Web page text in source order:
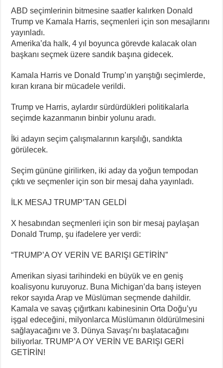
ABD seçimlerinin bitmesine saatler kalırken Donald
Trump ve Kamala Harris, seçmenleri için son mesajlarını
yayınladı.
Amerika’da halk, 4 yıl boyunca görevde kalacak olan
başkanı seçmek üzere sandık başına gidecek.
Kamala Harris ve Donald Trump’ın yarıştığı seçimlerde,
kıran kırana bir mücadele verildi.
Trump ve Harris, aylardır sürdürdükleri politikalarla
seçimde kazanmanın binbir yolunu aradı.
İki adayın seçim çalışmalarının karşılığı, sandıkta
görülecek.
Seçim gününe girilirken, iki aday da yoğun tempodan
çıktı ve seçmenler için son bir mesaj daha yayınladı.
İLK MESAJ TRUMP’TAN GELDİ
X hesabından seçmenleri için son bir mesaj paylaşan
Donald Trump, şu ifadelere yer verdi:
“TRUMP’A OY VERİN VE BARIŞI GETİRİN”
Amerikan siyasi tarihindeki en büyük ve en geniş
koalisyonu kuruyoruz. Buna Michigan’da barış isteyen
rekor sayıda Arap ve Müslüman seçmende dahildir.
Kamala ve savaş çığırtkanı kabinesinin Orta Doğu’yu
işgal edeceğini, milyonlarca Müslümanın öldürülmesini
sağlayacağını ve 3. Dünya Savaşı’nı başlatacağını
biliyorlar. TRUMP’A OY VERİN VE BARIŞI GERİ
GETİRİN!